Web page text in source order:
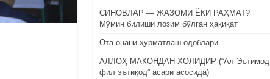
СИНОВЛАР — ЖАЗОМИ ЁКИ РАҲМАТ?
Мўмин билиши лозим бўлган ҳақиқат
Ота-онани ҳурматлаш одоблари
АЛЛОҲ МАКОНДАН ХОЛИДИР (“Ал-Эътимод
фил эътиқод” асари асосида)